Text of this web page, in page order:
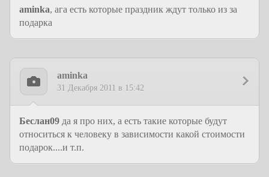
aminka, ага есть которые праздник ждут только из за
подарка
aminka
31 Декабря 2011 в 15:42
Беслан09 да я про них, а есть такие которые будут
относиться к человеку в зависимости какой стоимости
подарок....и т.п.